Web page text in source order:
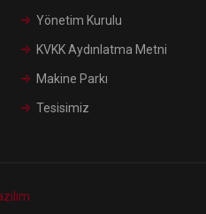
Yönetim Kurulu
KVKK Aydınlatma Metni
Makine Parkı
Tesisimiz